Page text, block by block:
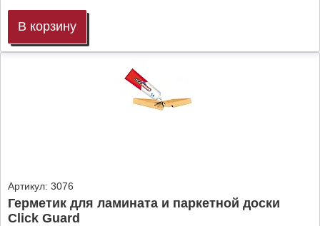
В корзину
Артикул: 3076
Герметик для ламината и паркетной доски
Click Guard